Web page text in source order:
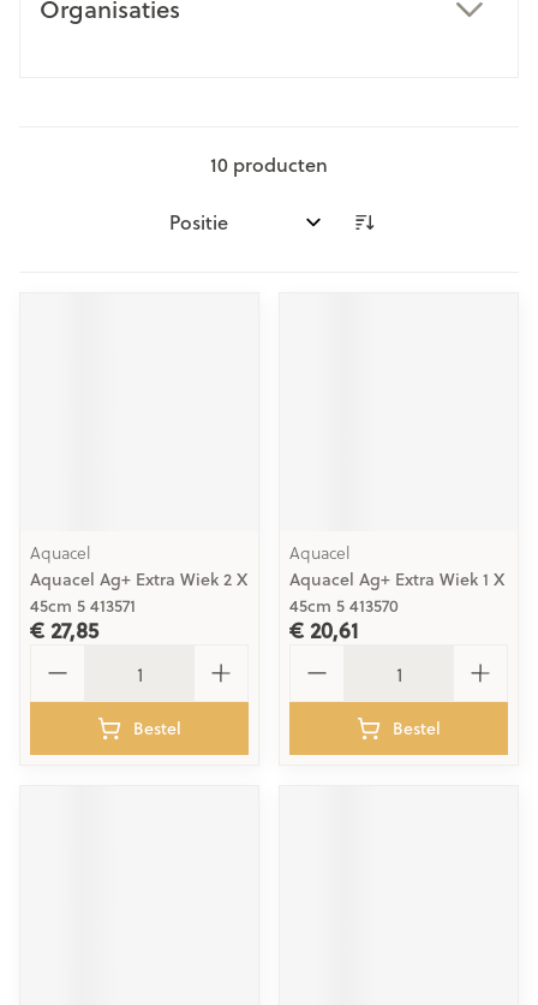
Organisaties
10 producten
Sorteer op:
Aquacel
Aquacel Ag+ Extra Wiek 2 X
45cm 5 413571
€ 27,85
Bestel
Aquacel
Aquacel Ag+ Extra Wiek 1 X
45cm 5 413570
€ 20,61
Bestel